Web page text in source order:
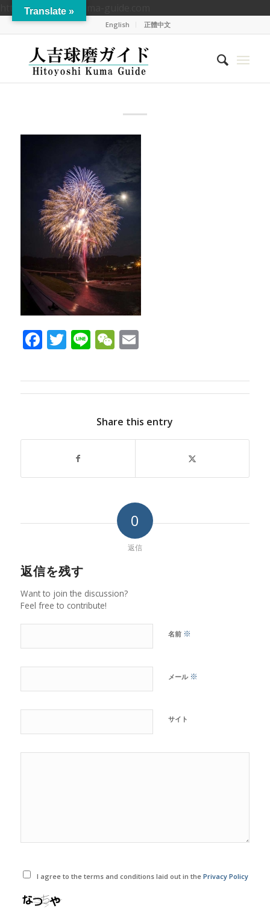
https://hitoyoshikuma-guide.com
English 正體中文
Facebook
Twitter
LineWeChat
Email
Share this entry
0
返信
返信を残す
Want to join the discussion?
Feel free to contribute!
名前 ※
メール ※
サイト
I agree to the terms and conditions laid out in thePrivacy Policy
Translate »